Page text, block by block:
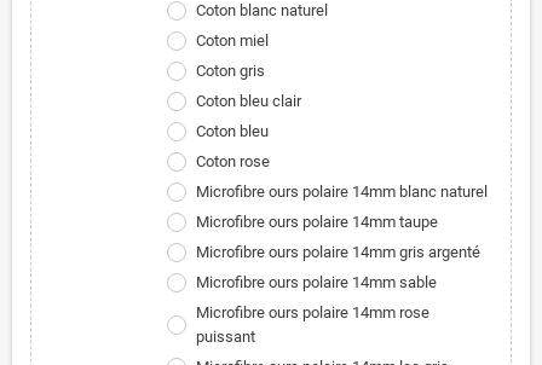
Coton blanc naturel
Coton miel
Coton gris
Coton bleu clair
Coton bleu
Coton rose
Microfibre ours polaire 14mm blanc naturel
Microfibre ours polaire 14mm taupe
Microfibre ours polaire 14mm gris argenté
Microfibre ours polaire 14mm sable
Microfibre ours polaire 14mm rose
puissant